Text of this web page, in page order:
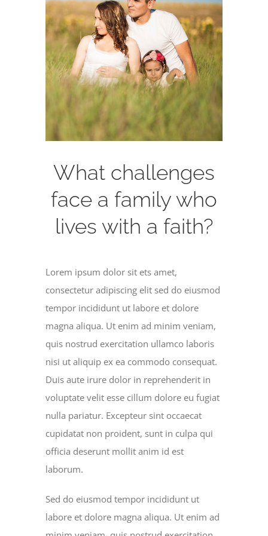
What challenges
face a family who
lives with a faith?
Lorem ipsum dolor sit ets amet,
consectetur adipiscing elit sed do eiusmod
tempor incididunt ut labore et dolore
magna aliqua. Ut enim ad minim veniam,
quis nostrud exercitation ullamco laboris
nisi ut aliquip ex ea commodo consequat.
Duis aute irure dolor in reprehenderit in
voluptate velit esse cillum dolore eu fugiat
nulla pariatur. Excepteur sint occaecat
cupidatat non proident, sunt in culpa qui
officia deserunt mollit anim id est
laborum.
Sed do eiusmod tempor incididunt ut
labore et dolore magna aliqua. Ut enim ad